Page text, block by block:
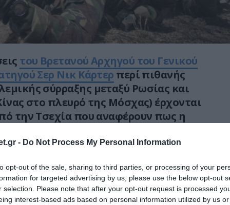
- Do Not Process My Personal Information
opt-out of the sale, sharing to third parties, or processing of your
for targeted advertising by us, please use the below opt-out
selection. Please note that after your opt-out request is processed
interest-based ads based on personal information utilized by us
του Βρετανού Αρχηγού του Γενικού
Σερ Νικ Κάρτερ περί πιθανής
σύρραξης μεταξύ Ρωσίας και
στο πλευρό της Μόσχας) έρχονται
την Τσεχία που αναφέρουν πως η
Τσέχος στρατιωτικός αναλυτής Jaroslav
στο Parlamentní list και είπε
σημάδια πολέμου.